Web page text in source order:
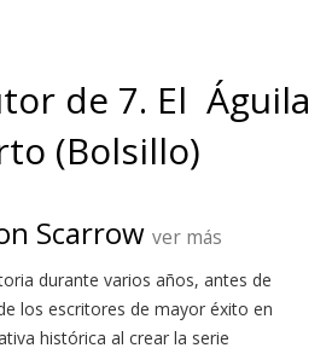
de 7. El Águila
(Bolsillo)
Scarrow ver más
durante varios años, antes de
los escritores de mayor éxito en
histórica al crear la serie